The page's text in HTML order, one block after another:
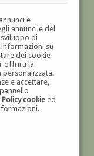
e
annunci e del
di
su
dei cookie
offrirti la
personalizzata.
e accettare,
Policy cookieed
E '900